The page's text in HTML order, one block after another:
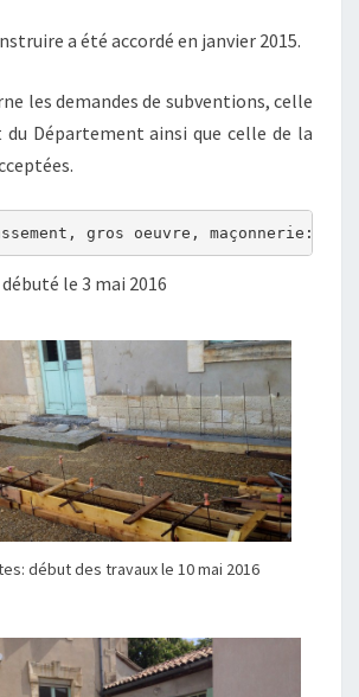
a été accordé en janvier 2015.
les demandes de subventions, celle
Département ainsi que celle de la
gros oeuvre, maçonnerie:
le 3 mai 2016
début des travaux le 10 mai 2016